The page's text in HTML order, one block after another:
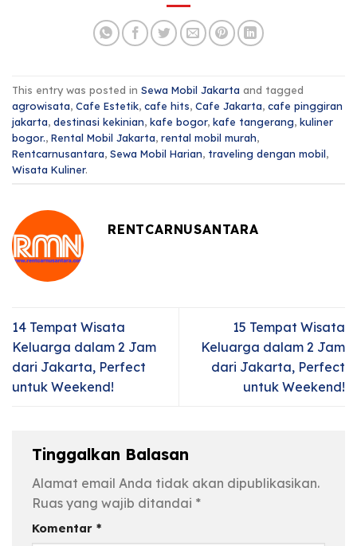
This entry was posted in Sewa Mobil Jakarta and tagged
agrowisata, Cafe Estetik, cafe hits, Cafe Jakarta, cafe pinggiran
jakarta, destinasi kekinian, kafe bogor, kafe tangerang, kuliner
bogor., Rental Mobil Jakarta, rental mobil murah,
Rentcarnusantara, Sewa Mobil Harian, traveling dengan mobil,
Wisata Kuliner.
RENTCARNUSANTARA
14 Tempat Wisata
Keluarga dalam 2 Jam
dari Jakarta, Perfect
untuk Weekend!
15 Tempat Wisata
Keluarga dalam 2 Jam
dari Jakarta, Perfect
untuk Weekend!
Tinggalkan Balasan
Alamat email Anda tidak akan dipublikasikan.
Ruas yang wajib ditandai *
Komentar *